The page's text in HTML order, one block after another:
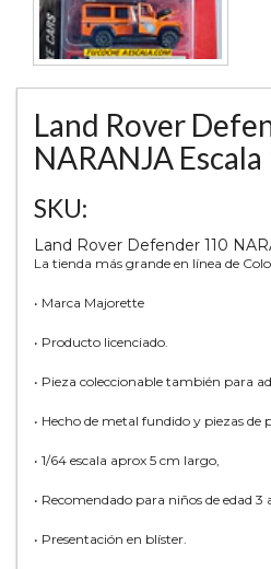
Land Rover
NARANJA
SKU:
Land Rover Defender 110
La tienda más grande en línea de
• Marca Majorette
• Producto licenciado.
• Pieza coleccionable también para
• Hecho de metal fundido y piezas de
• 1/64 escala aprox 5 cm largo,
• Recomendado para niños de edad 3
• Presentación en blíster.